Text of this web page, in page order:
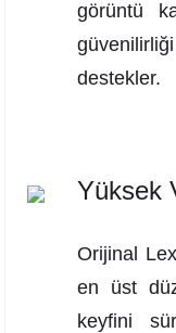
görüntü
destekler.
Yüksek
Orijinal
en üst
keyfini